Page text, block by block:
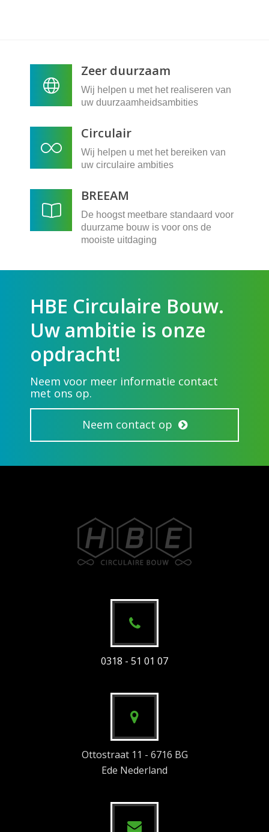
Zeer duurzaam
Wij helpen u met het realiseren van
uw duurzaamheidsambities
Circulair
Wij helpen u met het bereiken van
uw circulaire ambities
BREEAM
De hoogst meetbare standaard voor
duurzame bouw is voor ons de
mooiste uitdaging
HBE Circulaire Bouw.
Uw ambitie is onze
opdracht!
Neem voor meer informatie contact
met ons op.
Neem contact op
0318 - 51 01 07
Ottostraat 11 - 6716 BG
Ede Nederland